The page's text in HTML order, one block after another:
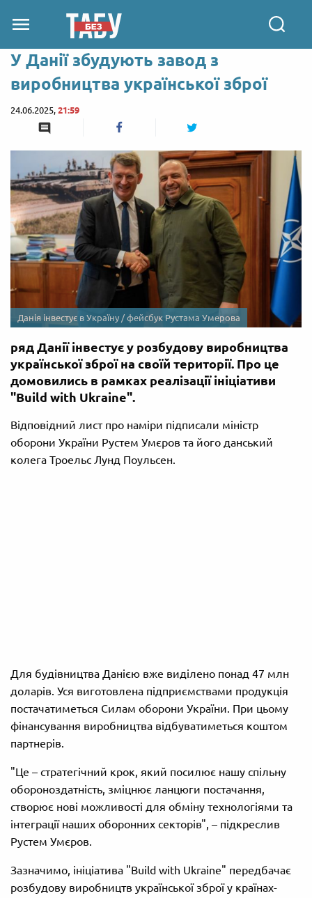
У Данії збудують завод з
виробництва української зброї
24.06.2025, 21:59
Данія інвестує в Україну / фейсбук Рустама Умерова
ряд Данії інвестує у розбудову виробництва
української зброї на своїй території. Про це
домовились в рамках реалізації ініціативи
"Build with Ukraine".
Відповідний лист про наміри підписали міністр
оборони України Рустем Умєров та його данський
колега Троельс Лунд Поульсен.
Для будівництва Данією вже виділено понад 47 млн
доларів. Уся виготовлена підприємствами продукція
постачатиметься Силам оборони України. При цьому
фінансування виробництва відбуватиметься коштом
партнерів.
"Це – стратегічний крок, який посилює нашу спільну
обороноздатність, зміцнює ланцюги постачання,
створює нові можливості для обміну технологіями та
інтеграції наших оборонних секторів", – підкреслив
Рустем Умєров.
Зазначимо, ініціатива "Build with Ukraine" передбачає
розбудову виробництв української зброї у країнах-